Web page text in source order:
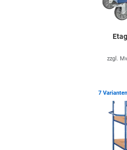
zzgl.
7 Varianten